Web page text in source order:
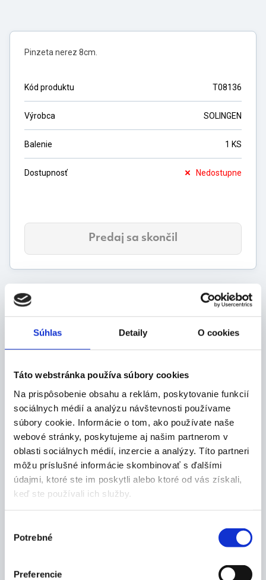
Súhlas Detaily O cookies
Táto webstránka používa súbory cookies
Na prispôsobenie obsahu a reklám, poskytovanie funkcií
sociálnych médií a analýzu návštevnosti používame
súbory cookie. Informácie o tom, ako používate naše
webové stránky, poskytujeme aj našim partnerom v
oblasti sociálnych médií, inzercie a analýzy. Títo partneri
môžu príslušné informácie skombinovať s ďalšími
údajmi, ktoré ste im poskytli alebo ktoré od vás získali,
keď ste používali ich služby.
súhlasu
Potrebné
Preferencie
Pinzeta nerez 8cm.
Kód produktu T08136
Výrobca SOLINGEN
Balenie 1 KS
Dostupnosť Nedostupne
Predaj sa skončil
Popis produktu
Vlastnosti:
pinzeta na úpravu obočia
Rozmery:
8 cm
Balenie:
1 ks
Výrobca